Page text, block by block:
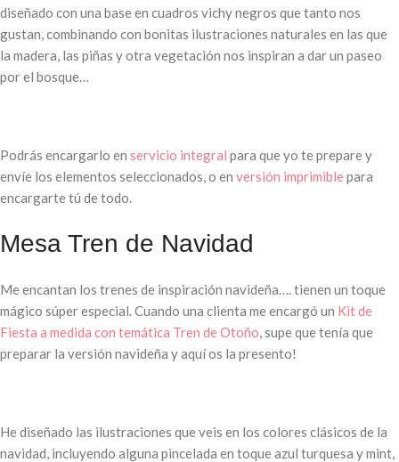
diseñado con una base en cuadros vichy negros que tanto nos
gustan, combinando con bonitas ilustraciones naturales en las que
la madera, las piñas y otra vegetación nos inspiran a dar un paseo
por el bosque…
Podrás encargarlo en servicio integral para que yo te prepare y
envíe los elementos seleccionados, o en versión imprimiblepara
encargarte tú de todo.
Mesa Tren de Navidad
Me encantan los trenes de inspiración navideña…. tienen un toque
mágico súper especial. Cuando una clienta me encargó un Kit de
Fiesta a medida con temática Tren de Otoño, supe que tenía que
preparar la versión navideña y aquí os la presento!
He diseñado las ilustraciones que veis en los colores clásicos de la
navidad, incluyendo alguna pincelada en toque azul turquesa y mint,